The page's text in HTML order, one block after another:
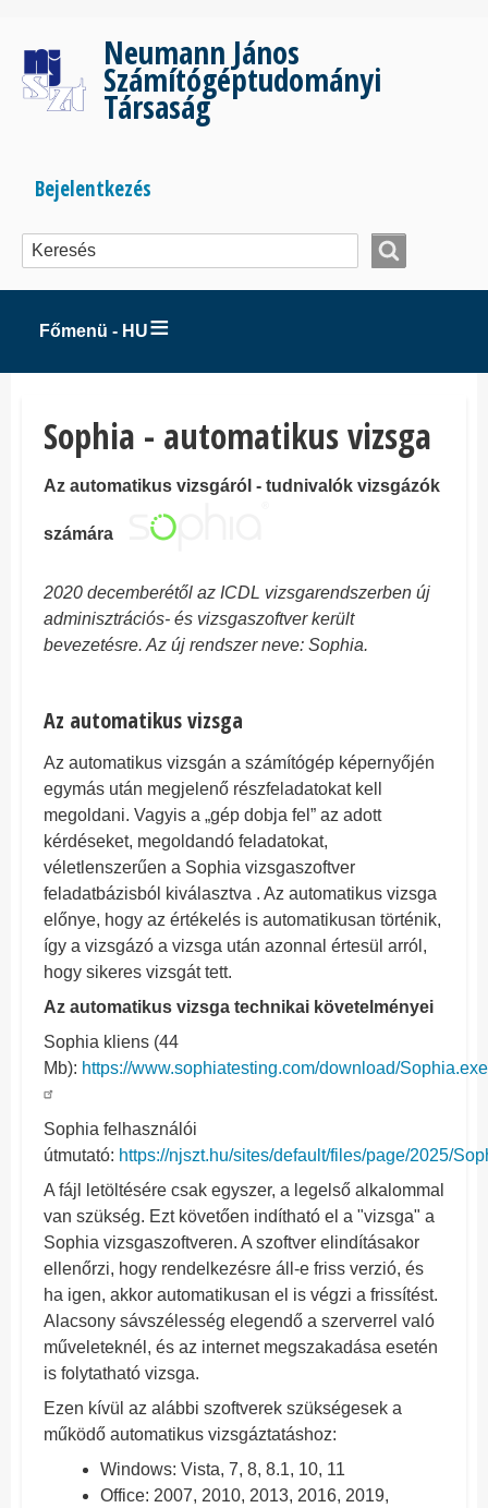
tartalomra
Neumann János
Számítógéptudományi
Társaság
Bejelentkezés
menüje
Bejelentkezés
Főmenü - HU
Sophia - automatikus vizsga
Az automatikus vizsgáról - tudnivalók vizsgázók
számára
2020 decemberétől az ICDL vizsgarendszerben új
adminisztrációs- és vizsgaszoftver került
bevezetésre. Az új rendszer neve: Sophia.
Az automatikus vizsga
Az automatikus vizsgán a számítógép képernyőjén
egymás után megjelenő részfeladatokat kell
megoldani. Vagyis a „gép dobja fel” az adott
kérdéseket, megoldandó feladatokat,
véletlenszerűen a Sophia vizsgaszoftver
feladatbázisból kiválasztva . Az automatikus vizsga
előnye, hogy az értékelés is automatikusan történik,
így a vizsgázó a vizsga után azonnal értesül arról,
hogy sikeres vizsgát tett.
Az automatikus vizsga technikai követelményei
Sophia kliens (44
Mb): https://www.sophiatesting.com/download/Sophia.exe
Sophia felhasználói
útmutató: https://njszt.hu/sites/default/files/page/2025/
A fájl letöltésére csak egyszer, a legelső alkalommal
van szükség. Ezt követően indítható el a "vizsga" a
Sophia vizsgaszoftveren. A szoftver elindításakor
ellenőrzi, hogy rendelkezésre áll-e friss verzió, és
ha igen, akkor automatikusan el is végzi a frissítést.
Alacsony sávszélesség elegendő a szerverrel való
műveleteknél, és az internet megszakadása esetén
is folytatható vizsga.
Ezen kívül az alábbi szoftverek szükségesek a
működő automatikus vizsgáztatáshoz:
Windows: Vista, 7, 8, 8.1, 10, 11
Office: 2007, 2010, 2013, 2016, 2019,